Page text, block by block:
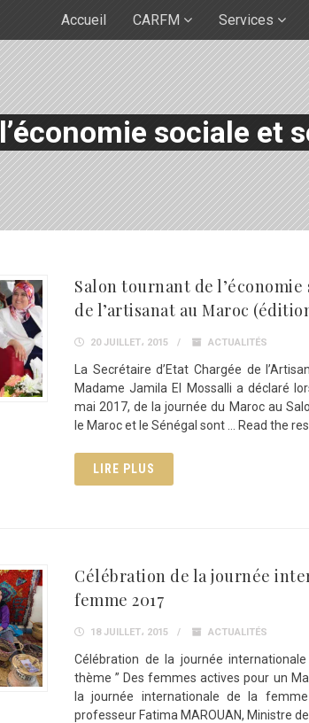
Accueil CARFM Services
sociale et
Salon tournant de
de l’artisanat au Maroc
20 JUILLET، 2015 ACTUALITÉS
La Secrétaire d’Etat Chargée de
Madame Jamila El Mossalli a déclaré
mai 2017, de la journée du Maroc au
le Maroc et le Sénégal sont … Read the
LIRE PLUS
Célébration de la journée
femme 2017
18 JUILLET، 2015 ACTUALITÉS
Célébration de la journée
thème ” Des femmes actives pour un
la journée internationale de la
professeur Fatima MAROUAN, Ministre